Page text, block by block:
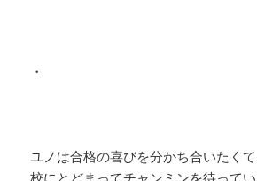
・
ユノは合格の喜びを分かち合いたく